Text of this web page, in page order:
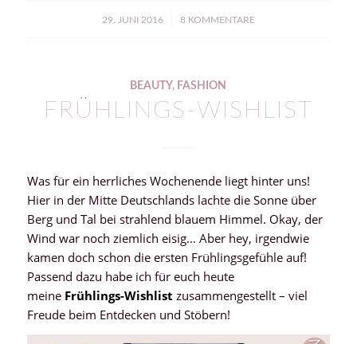
29. JUNI 2016
/ 8 KOMMENTARE
BEAUTY, FASHION
FRÜHLINGS-WISHLIST
Was für ein herrliches Wochenende liegt hinter uns!
Hier in der Mitte Deutschlands lachte die Sonne über
Berg und Tal bei strahlend blauem Himmel. Okay, der
Wind war noch ziemlich eisig… Aber hey, irgendwie
kamen doch schon die ersten Frühlingsgefühle auf!
Passend dazu habe ich für euch heute
meine Frühlings-Wishlist zusammengestellt – viel
Freude beim Entdecken und Stöbern!